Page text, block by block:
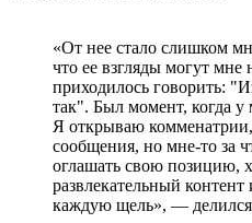
«От нее стало слишком
что ее взгляды могут мне
приходилось говорить:
так". Был момент, когда у
Я открываю
сообщения, но мне-то за
оглашать свою позицию,
развлекательный
каждую щель», — делился